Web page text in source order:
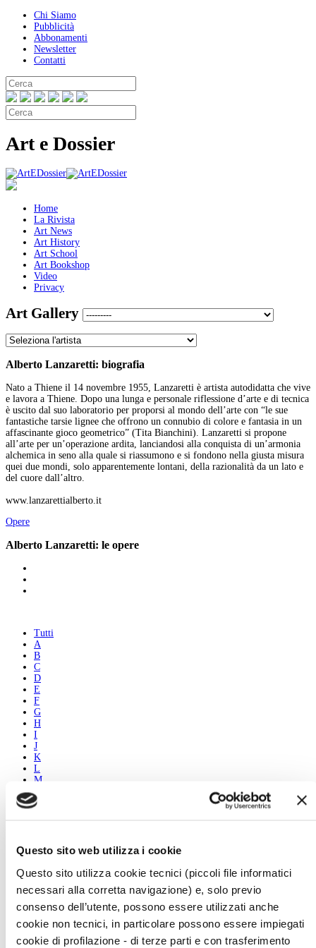
Questo sito web utilizza i cookie
Questo sito utilizza cookie tecnici (piccoli file informatici
necessari alla corretta navigazione) e, solo previo
consenso dell’utente, possono essere utilizzati anche
cookie non tecnici, in particolare possono essere impiegati
cookie di profilazione - di terze parti e con trasferimento
Chi Siamo
Pubblicità
Abbonamenti
Newsletter
Contatti
Art e Dossier
Home
La Rivista
Art News
Art History
Art School
Art Bookshop
Video
Privacy
Art Gallery
Alberto Lanzaretti: biografia
Nato a Thiene il 14 novembre 1955, Lanzaretti è artista autodidatta che vive
e lavora a Thiene. Dopo una lunga e personale riflessione d’arte e di tecnica
è uscito dal suo laboratorio per proporsi al mondo dell’arte con “le sue
fantastiche tarsie lignee che offrono un connubio di colore e fantasia in un
affascinante gioco geometrico” (Tita Bianchini). Lanzaretti si propone
all’arte per un’operazione ardita, lanciandosi alla conquista di un’armonia
alchemica in seno alla quale si riassumono e si fondono nella giusta misura
quei due mondi, solo apparentemente lontani, della razionalità da un lato e
del cuore dall’altro.
www.lanzarettialberto.it
Opere
Alberto Lanzaretti: le opere
Tutti
A
B
C
D
E
F
G
H
I
J
K
L
M
O
S
U
W
X
Z